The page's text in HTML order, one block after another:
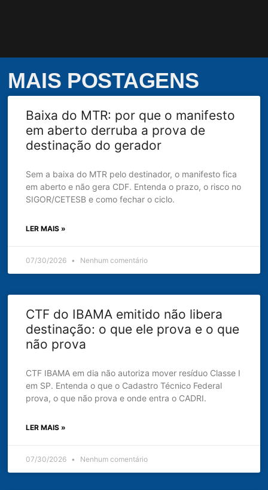
MAIS POSTAGENS
Baixa do MTR: por que o manifesto
em aberto derruba a prova de
destinação do gerador
Sem a baixa do MTR pelo destinador, o manifesto fica
em aberto e não gera CDF. Entenda o prazo, o risco no
SIGOR/CETESB e como fechar o ciclo.
LER MAIS »
07/30/2026 Nenhum comentário
CTF do IBAMA emitido não libera
destinação: o que ele prova e o que
não prova
CTF IBAMA em dia não autoriza mover resíduo Classe I
em SP. Entenda o que o Cadastro Técnico Federal
prova, o que não prova e onde entra o CADRI.
LER MAIS »
07/30/2026 Nenhum comentário